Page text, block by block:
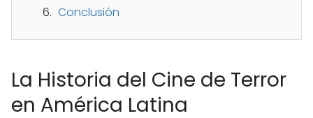
Conclusión
La Historia del Cine de Terror
en América Latina